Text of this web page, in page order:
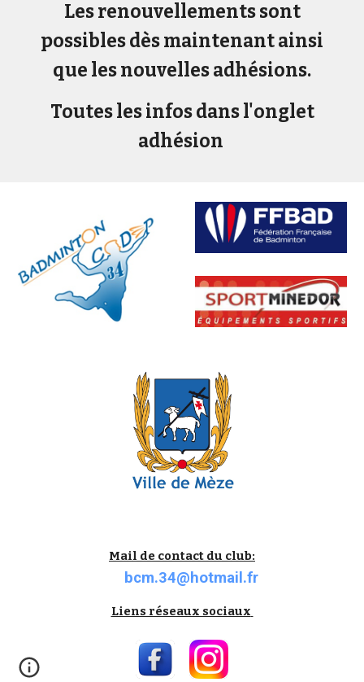
Les renouvellements sont
possibles dès maintenant ainsi
que les nouvelles adhésions.
Toutes les infos dans l'onglet
adhésion
Mail de contact du club:
bcm.34@hotmail.fr
Liens réseaux sociaux